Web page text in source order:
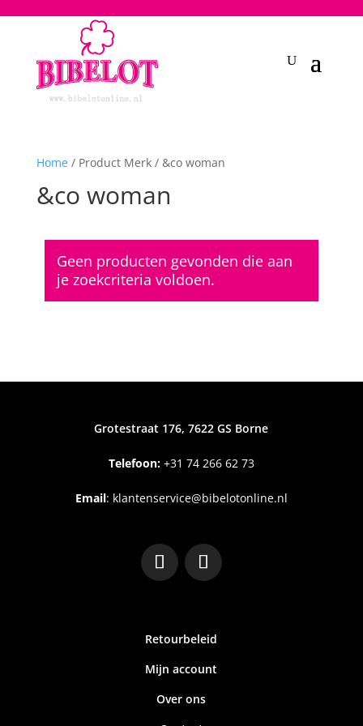
Home/ Product Merk / &co woman
&co woman
Geen producten gevonden die aan
je zoekcriteria voldoen.
Grotestraat 176, 7622 GS Borne
Telefoon:+31 74 266 62 73
Email: klantenservice@bibelotonline.nl
Retourbeleid
Mijn account
Over ons